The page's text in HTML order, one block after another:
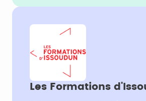
Les Formations